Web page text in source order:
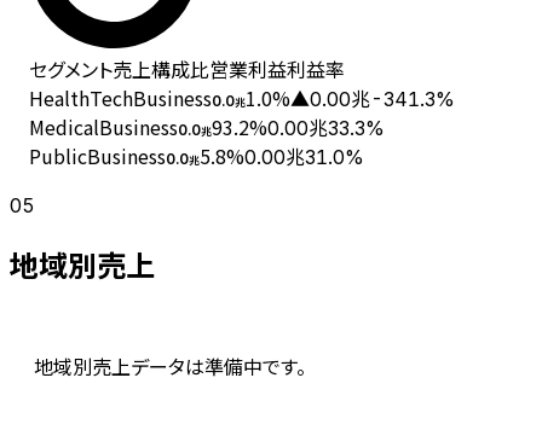
セグメント売上構成比営業利益利益率
HealthTechBusiness0.0兆1.0%▲0.00兆-341.3%
MedicalBusiness0.0兆93.2%0.00兆33.3%
PublicBusiness0.0兆5.8%0.00兆31.0%
05
地域別売上
地域別売上データは準備中です。